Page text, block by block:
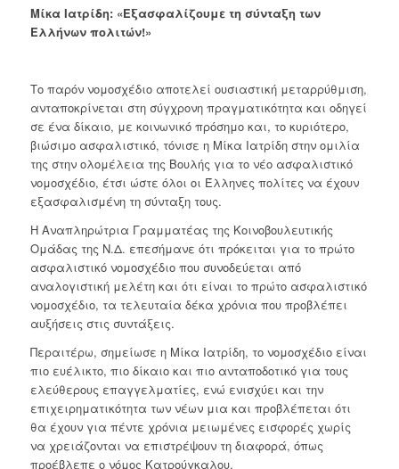
Μίκα Ιατρίδη: «Εξασφαλίζουμε τη σύνταξη των
Ελλήνων πολιτών!»
Το παρόν νομοσχέδιο αποτελεί ουσιαστική μεταρρύθμιση,
ανταποκρίνεται στη σύγχρονη πραγματικότητα και οδηγεί
σε ένα δίκαιο, με κοινωνικό πρόσημο και, το κυριότερο,
βιώσιμο ασφαλιστικό, τόνισε η Μίκα Ιατρίδη στην ομιλία
της στην ολομέλεια της Βουλής για το νέο ασφαλιστικό
νομοσχέδιο, έτσι ώστε όλοι οι Έλληνες πολίτες να έχουν
εξασφαλισμένη τη σύνταξη τους.
Η Αναπληρώτρια Γραμματέας της Κοινοβουλευτικής
Ομάδας της Ν.Δ. επεσήμανε ότι πρόκειται για το πρώτο
ασφαλιστικό νομοσχέδιο που συνοδεύεται από
αναλογιστική μελέτη και ότι είναι το πρώτο ασφαλιστικό
νομοσχέδιο, τα τελευταία δέκα χρόνια που προβλέπει
αυξήσεις στις συντάξεις.
Περαιτέρω, σημείωσε η Μίκα Ιατρίδη, το νομοσχέδιο είναι
πιο ευέλικτο, πιο δίκαιο και πιο ανταποδοτικό για τους
ελεύθερους επαγγελματίες, ενώ ενισχύει και την
επιχειρηματικότητα των νέων μια και προβλέπεται ότι
θα έχουν για πέντε χρόνια μειωμένες εισφορές χωρίς
να χρειάζονται να επιστρέψουν τη διαφορά, όπως
προέβλεπε ο νόμος Κατρούγκαλου.